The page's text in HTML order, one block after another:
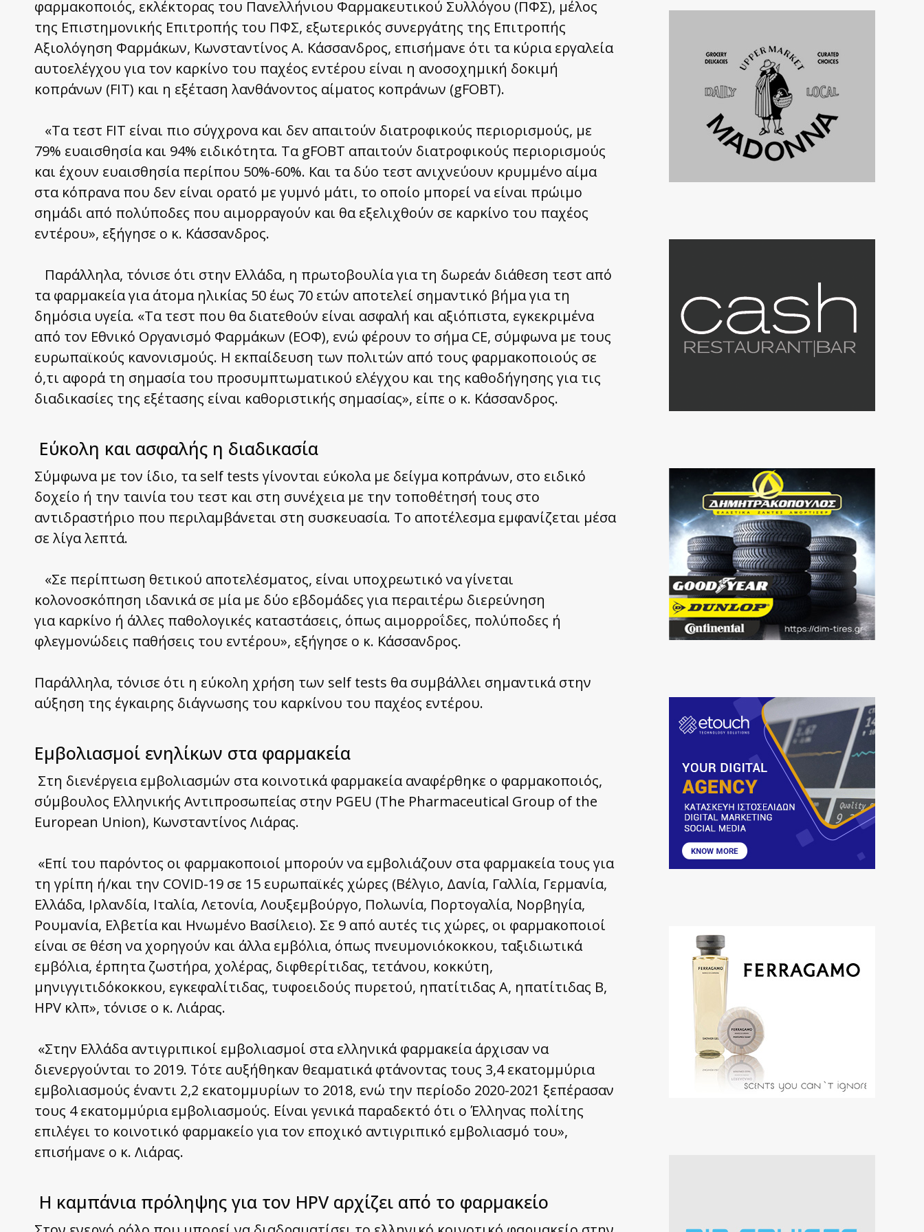
φαρμακοποιός, εκλέκτορας του Πανελλήνιου Φαρμακευτικού Συλλόγου (ΠΦΣ), μέλος
της Επιστημονικής Επιτροπής του ΠΦΣ, εξωτερικός συνεργάτης της Επιτροπής
Αξιολόγηση Φαρμάκων, Κωνσταντίνος Α. Κάσσανδρος, επισήμανε ότι τα κύρια εργαλεία
αυτοελέγχου για τον καρκίνο του παχέος εντέρου είναι η ανοσοχημική δοκιμή
κοπράνων (FIT) και η εξέταση λανθάνοντος αίματος κοπράνων (gFOBT).
«Τα τεστ FIT είναι πιο σύγχρονα και δεν απαιτούν διατροφικούς περιορισμούς, με
79% ευαισθησία και 94% ειδικότητα. Τα gFOBT απαιτούν διατροφικούς περιορισμούς
και έχουν ευαισθησία περίπου 50%-60%. Και τα δύο τεστ ανιχνεύουν κρυμμένο αίμα
στα κόπρανα που δεν είναι ορατό με γυμνό μάτι, το οποίο μπορεί να είναι πρώιμο
σημάδι από πολύποδες που αιμορραγούν και θα εξελιχθούν σε καρκίνο του παχέος
εντέρου», εξήγησε ο κ. Κάσσανδρος.
Παράλληλα, τόνισε ότι στην Ελλάδα, η πρωτοβουλία για τη δωρεάν διάθεση τεστ από
τα φαρμακεία για άτομα ηλικίας 50 έως 70 ετών αποτελεί σημαντικό βήμα για τη
δημόσια υγεία. «Τα τεστ που θα διατεθούν είναι ασφαλή και αξιόπιστα, εγκεκριμένα
από τον Εθνικό Οργανισμό Φαρμάκων (ΕΟΦ), ενώ φέρουν το σήμα CE, σύμφωνα με τους
ευρωπαϊκούς κανονισμούς. Η εκπαίδευση των πολιτών από τους φαρμακοποιούς σε
ό,τι αφορά τη σημασία του προσυμπτωματικού ελέγχου και της καθοδήγησης για τις
διαδικασίες της εξέτασης είναι καθοριστικής σημασίας», είπε ο κ. Κάσσανδρος.
Εύκολη και ασφαλής η διαδικασία
Σύμφωνα με τον ίδιο, τα self tests γίνονται εύκολα με δείγμα κοπράνων, στο ειδικό
δοχείο ή την ταινία του τεστ και στη συνέχεια με την τοποθέτησή τους στο
αντιδραστήριο που περιλαμβάνεται στη συσκευασία. Το αποτέλεσμα εμφανίζεται μέσα
σε λίγα λεπτά.
«Σε περίπτωση θετικού αποτελέσματος, είναι υποχρεωτικό να γίνεται
κολονοσκόπηση ιδανικά σε μία με δύο εβδομάδες για περαιτέρω διερεύνηση
για καρκίνο ή άλλες παθολογικές καταστάσεις, όπως αιμορροΐδες, πολύποδες ή
φλεγμονώδεις παθήσεις του εντέρου», εξήγησε ο κ. Κάσσανδρος.
Παράλληλα, τόνισε ότι η εύκολη χρήση των self tests θα συμβάλλει σημαντικά στην
αύξηση της έγκαιρης διάγνωσης του καρκίνου του παχέος εντέρου.
Εμβολιασμοί ενηλίκων στα φαρμακεία
Στη διενέργεια εμβολιασμών στα κοινοτικά φαρμακεία αναφέρθηκε ο φαρμακοποιός,
σύμβουλος Ελληνικής Αντιπροσωπείας στην PGEU (The Pharmaceutical Group of the
European Union), Κωνσταντίνος Λιάρας.
«Επί του παρόντος οι φαρμακοποιοί μπορούν να εμβολιάζουν στα φαρμακεία τους για
τη γρίπη ή/και την COVID-19 σε 15 ευρωπαϊκές χώρες (Βέλγιο, Δανία, Γαλλία, Γερμανία,
Ελλάδα, Ιρλανδία, Ιταλία, Λετονία, Λουξεμβούργο, Πολωνία, Πορτογαλία, Νορβηγία,
Ρουμανία, Ελβετία και Ηνωμένο Βασίλειο). Σε 9 από αυτές τις χώρες, οι φαρμακοποιοί
είναι σε θέση να χορηγούν και άλλα εμβόλια, όπως πνευμονιόκοκκου, ταξιδιωτικά
εμβόλια, έρπητα ζωστήρα, χολέρας, διφθερίτιδας, τετάνου, κοκκύτη,
μηνιγγιτιδόκοκκου, εγκεφαλίτιδας, τυφοειδούς πυρετού, ηπατίτιδας Α, ηπατίτιδας Β,
HPV κλπ», τόνισε ο κ. Λιάρας.
«Στην Ελλάδα αντιγριπικοί εμβολιασμοί στα ελληνικά φαρμακεία άρχισαν να
διενεργούνται το 2019. Τότε αυξήθηκαν θεαματικά φτάνοντας τους 3,4 εκατομμύρια
εμβολιασμούς έναντι 2,2 εκατομμυρίων το 2018, ενώ την περίοδο 2020-2021 ξεπέρασαν
τους 4 εκατομμύρια εμβολιασμούς. Είναι γενικά παραδεκτό ότι ο Έλληνας πολίτης
επιλέγει το κοινοτικό φαρμακείο για τον εποχικό αντιγριπικό εμβολιασμό του»,
επισήμανε ο κ. Λιάρας.
Η καμπάνια πρόληψης για τον HPV αρχίζει από το φαρμακείο